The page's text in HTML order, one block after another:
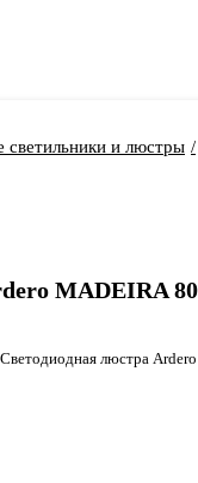
светильники и люстры
MADEIRA
Светодиодная люстра